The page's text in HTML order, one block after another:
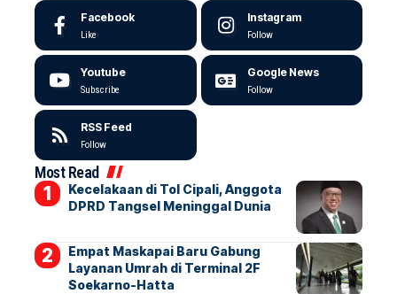
Facebook
Like
Instagram
Follow
Youtube
Subscribe
Google News
Follow
RSS Feed
Follow
Most Read
Kecelakaan di Tol Cipali, Anggota
DPRD Tangsel Meninggal Dunia
Empat Maskapai Baru Gabung
Layanan Umrah di Terminal 2F
Soekarno-Hatta